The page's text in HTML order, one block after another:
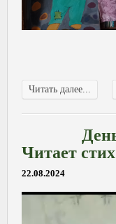
Читать далее...
Читает
22.08.2024
Видеоплеер